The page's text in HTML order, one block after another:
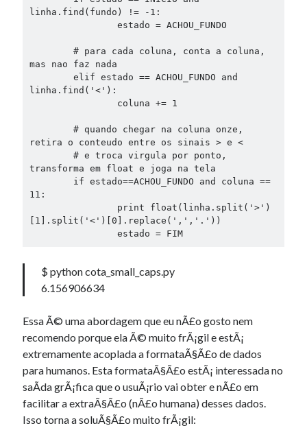
linha.find(fundo) != -1:
mas nao faz nada
linha.find('<'):
retira o conteudo entre os sinais > e <
transforma em float e joga na tela
11:
[1].split('<')[0].replace(',','.'))
		estado = FIM
$ python cota_small_caps.py
6.156906634
Essa Ã© uma abordagem que eu nÃ£o gosto nem
recomendo porque ela Ã© muito frÃ¡gil e estÃ¡
extremamente acoplada a formataÃ§Ã£o de dados
para humanos. Esta formataÃ§Ã£o estÃ¡ interessada no
saÃ­da grÃ¡fica que o usuÃ¡rio vai obter e nÃ£o em
facilitar a extraÃ§Ã£o (nÃ£o humana) desses dados.
Isso torna a soluÃ§Ã£o muito frÃ¡gil: